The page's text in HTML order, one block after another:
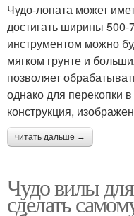
Чудо-лопата может
достигать ширины
инструментом можно
мягком грунте и
позволяет
однако для перекопки
конструкция,
читать дальше →
Чудо вилы
сделать